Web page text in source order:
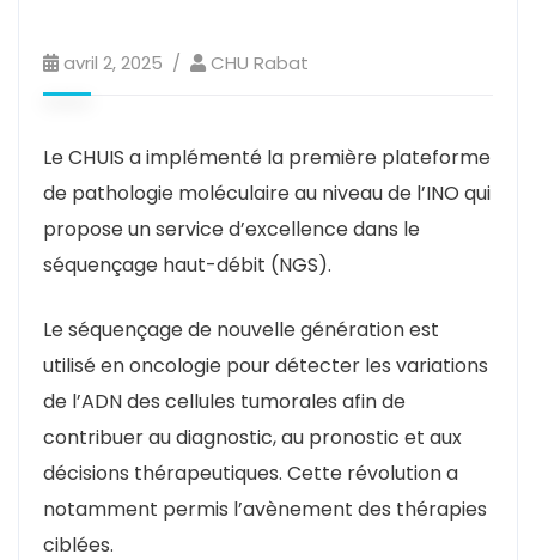
avril 2, 2025 CHU Rabat
Le CHUIS a implémenté la première plateforme
de pathologie moléculaire au niveau de l’INO qui
propose un service d’excellence dans le
séquençage haut-débit (NGS).
Le séquençage de nouvelle génération est
utilisé en oncologie pour détecter les variations
de l’ADN des cellules tumorales afin de
contribuer au diagnostic, au pronostic et aux
décisions thérapeutiques. Cette révolution a
notamment permis l’avènement des thérapies
ciblées.